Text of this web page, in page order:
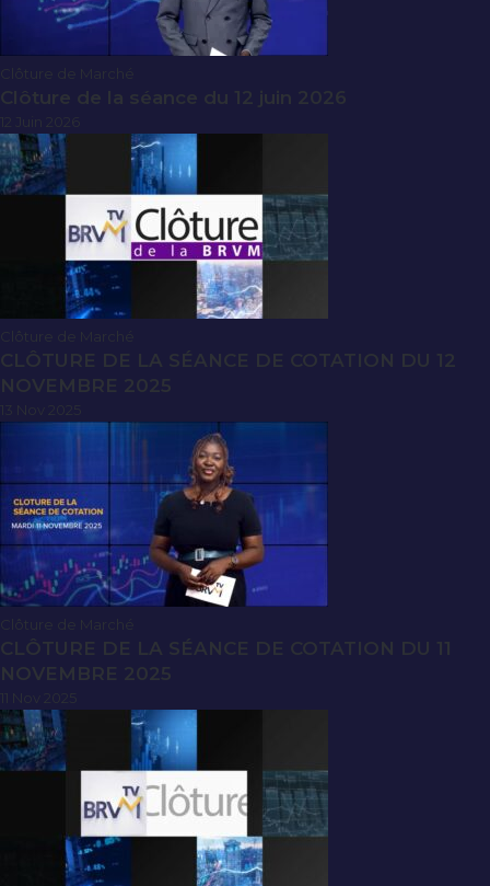
Clôture de la séance du 12 juin 2026
CLÔTURE DE LA SÉANCE DE COTATION DU 12
NOVEMBRE 2025
CLÔTURE DE LA SÉANCE DE COTATION DU 11
NOVEMBRE 2025